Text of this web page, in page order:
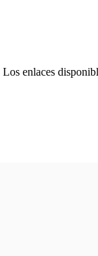
Los enlaces